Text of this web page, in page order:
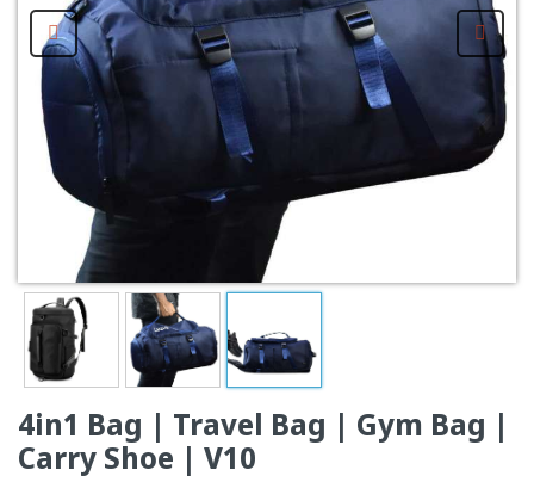
4in1 Bag | Travel Bag | Gym Bag |
Carry Shoe | V10